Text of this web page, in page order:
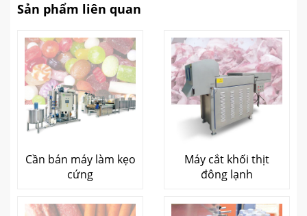
Sản phẩm liên quan
Cần bán máy làm kẹo
cứng
Máy cắt khối thịt
đông lạnh